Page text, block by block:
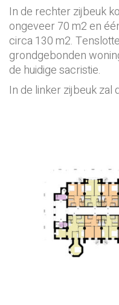
In de rechter zijbeuk
ongeveer 70 m2 en
circa 130 m2.
grondgebonden
de huidige sacristie.
In de linker zijbeuk zal